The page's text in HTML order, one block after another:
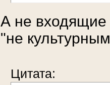
А не входящие
"не
Цитата: